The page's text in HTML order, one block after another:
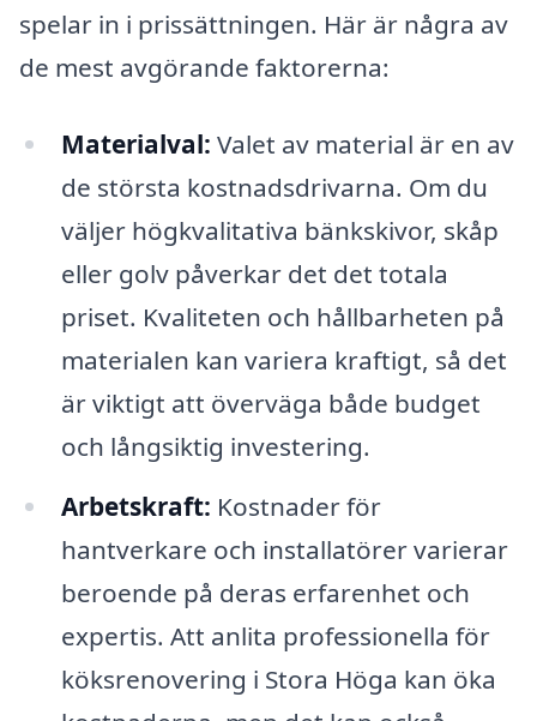
spelar in i prissättningen. Här är några av
de mest avgörande faktorerna:
Materialval: Valet av material är en av
de största kostnadsdrivarna. Om du
väljer högkvalitativa bänkskivor, skåp
eller golv påverkar det det totala
priset. Kvaliteten och hållbarheten på
materialen kan variera kraftigt, så det
är viktigt att överväga både budget
och långsiktig investering.
Arbetskraft: Kostnader för
hantverkare och installatörer varierar
beroende på deras erfarenhet och
expertis. Att anlita professionella för
köksrenovering i Stora Höga kan öka